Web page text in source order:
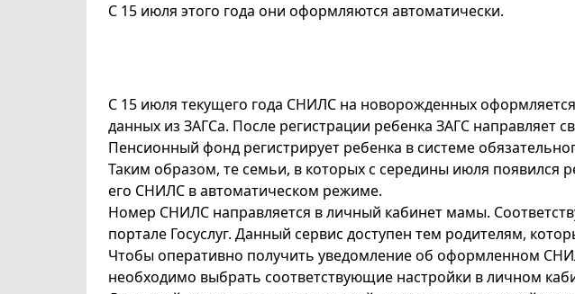
С 15 июля этого года они оформляются автоматически.
С 15 июля текущего года СНИЛС на новорожденных
данных из ЗАГСа. После регистрации ребенка ЗАГС направляет
Пенсионный фонд регистрирует ребенка в системе
Таким образом, те семьи, в которых с середины июля
его СНИЛС в автоматическом режиме.
Номер СНИЛС направляется в личный кабинет мамы.
портале Госуслуг. Данный сервис доступен тем родителям,
Чтобы оперативно получить уведомление об оформленном
необходимо выбрать соответствующие настройки в личном